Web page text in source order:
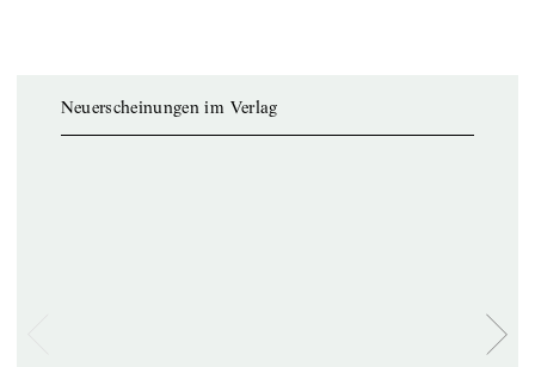
Neuerscheinungen im Verlag